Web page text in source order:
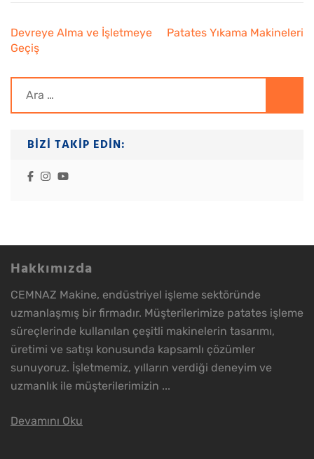
Yazı
gezinmesi
Devreye Alma ve İşletmeye
Geçiş
Patates Yıkama Makineleri
BIZI TAKIP EDIN:
Hakkımızda
CEMNAZ Makine, endüstriyel işleme sektöründe
uzmanlaşmış bir firmadır. Müşterilerimize patates işleme
süreçlerinde kullanılan çeşitli makinelerin tasarımı,
üretimi ve satışı konusunda kapsamlı çözümler
sunuyoruz. İşletmemiz, yılların verdiği deneyim ve
uzmanlık ile müşterilerimizin ...
Devamını Oku